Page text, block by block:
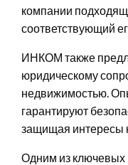
компании
соответствующий
ИНКОМ также
юридическому
недвижимостью.
гарантируют
защищая интересы
Одним из